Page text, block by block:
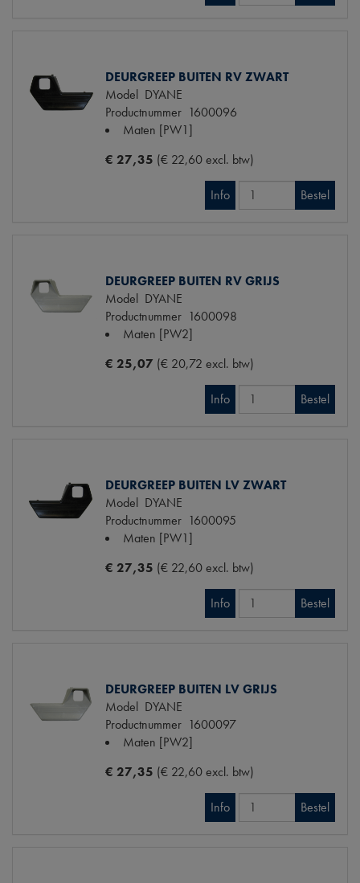
DEURGREEP BUITEN RV ZWART
Model DYANE
Productnummer 1600096
Maten [PW1]
€ 27,35 (€ 22,60 excl. btw)
Info Bestel
DEURGREEP BUITEN RV GRIJS
Model DYANE
Productnummer 1600098
Maten [PW2]
€ 25,07 (€ 20,72 excl. btw)
Info Bestel
DEURGREEP BUITEN LV ZWART
Model DYANE
Productnummer 1600095
Maten [PW1]
€ 27,35 (€ 22,60 excl. btw)
Info Bestel
DEURGREEP BUITEN LV GRIJS
Model DYANE
Productnummer 1600097
Maten [PW2]
€ 27,35 (€ 22,60 excl. btw)
Info Bestel